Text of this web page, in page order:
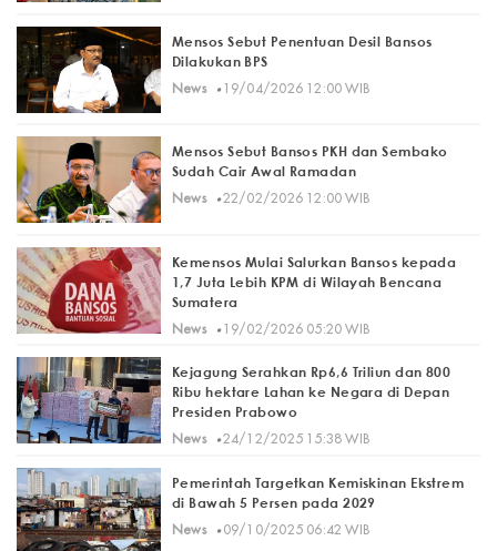
Mensos Sebut Penentuan Desil Bansos
Dilakukan BPS
News· 19/04/2026 12:00 WIB
Mensos Sebut Bansos PKH dan Sembako
Sudah Cair Awal Ramadan
News· 22/02/2026 12:00 WIB
Kemensos Mulai Salurkan Bansos kepada
1,7 Juta Lebih KPM di Wilayah Bencana
Sumatera
News· 19/02/2026 05:20 WIB
Kejagung Serahkan Rp6,6 Triliun dan 800
Ribu hektare Lahan ke Negara di Depan
Presiden Prabowo
News· 24/12/2025 15:38 WIB
Pemerintah Targetkan Kemiskinan Ekstrem
di Bawah 5 Persen pada 2029
News· 09/10/2025 06:42 WIB